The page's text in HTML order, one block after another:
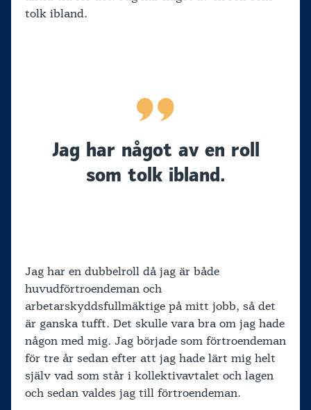
tolk ibland.
Jag har något av en roll
som tolk ibland.
Jag har en dubbelroll då jag är både
huvudförtroendeman och
arbetarskyddsfullmäktige på mitt jobb, så det
är ganska tufft. Det skulle vara bra om jag hade
någon med mig. Jag började som förtroendeman
för tre år sedan efter att jag hade lärt mig helt
själv vad som står i kollektivavtalet och lagen
och sedan valdes jag till förtroendeman.